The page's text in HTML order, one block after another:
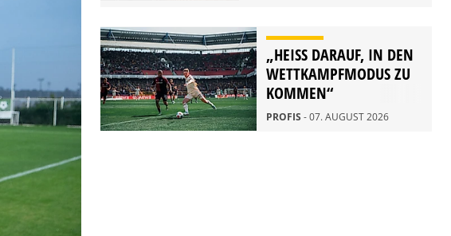
„HEISS DARAUF, IN DEN W
ETTKAMPFMODUS ZU K
OMMEN“
PROFIS - 07. AUGUST 2026